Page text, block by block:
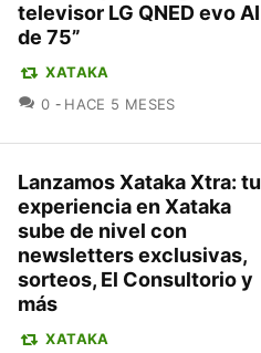
televisor LG QNED evo AI
de 75”
XATAKA
0 COMENTARIOS
HACE 5 MESES
Lanzamos Xataka Xtra: tu
experiencia en Xataka
sube de nivel con
newsletters exclusivas,
sorteos, El Consultorio y
más
XATAKA